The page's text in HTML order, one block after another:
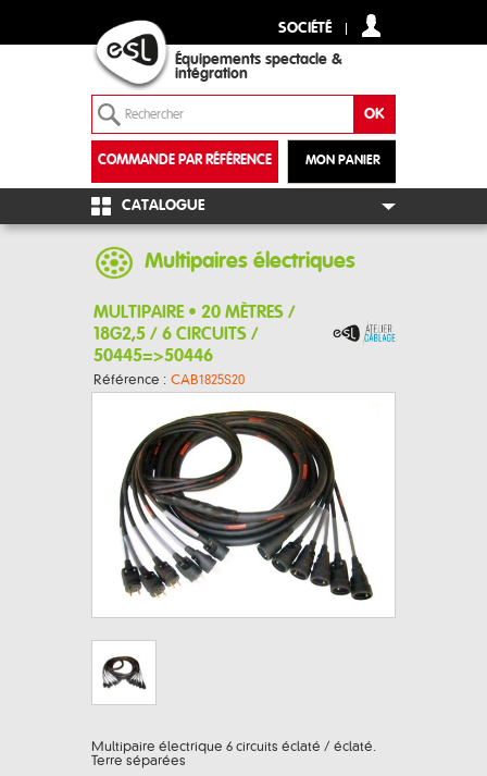
SOCIÉTÉ
Équipements spectacle &
intégration
MON PANIER
COMMANDE PAR RÉFÉRENCE
+
CATALOGUE
Multipaires électriques
MULTIPAIRE • 20 MÈTRES /
18G2,5 / 6 CIRCUITS /
50445=>50446
Référence : CAB1825S20
Multipaire électrique 6 circuits éclaté / éclaté.
Terre séparées